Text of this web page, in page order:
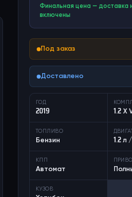
Финальная цена — доставка
включены
Под заказ
Доставлено
ГОД
2019 1.2 X
ТОПЛИВО
Бензин 1.2 л
КПП
Автомат
КУЗОВ